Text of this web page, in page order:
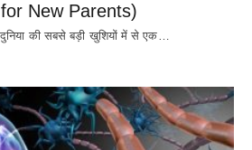
New Parents)
की सबसे बड़ी खुशियों में से एक…